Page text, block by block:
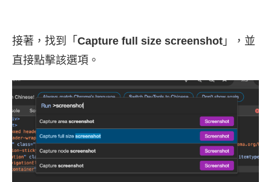
接著，找到「 Capture full size screenshot 」，並
直接點擊該選項。